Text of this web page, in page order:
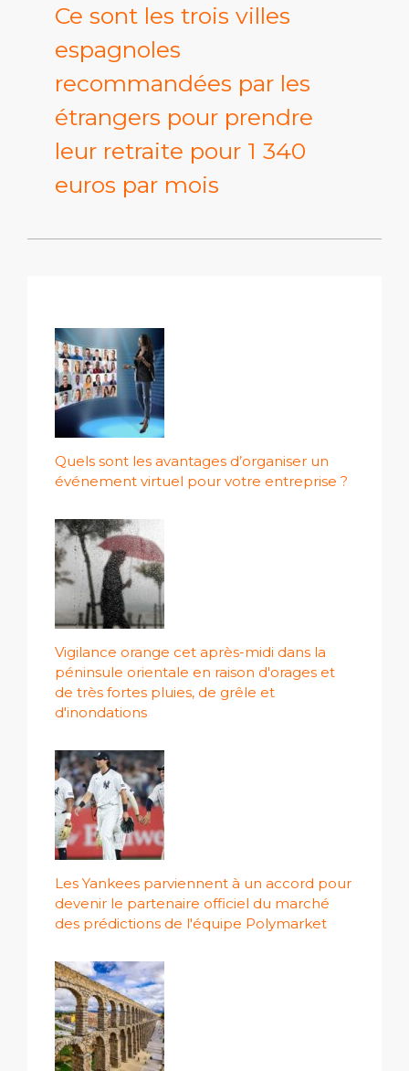
Ce sont les trois villes
espagnoles
recommandées par les
étrangers pour prendre
leur retraite pour 1 340
euros par mois
Quels sont les avantages d’organiser un
événement virtuel pour votre entreprise ?
Vigilance orange cet après-midi dans la
péninsule orientale en raison d'orages et
de très fortes pluies, de grêle et
d'inondations
Les Yankees parviennent à un accord pour
devenir le partenaire officiel du marché
des prédictions de l'équipe Polymarket